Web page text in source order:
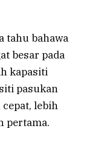
tahu bahawa
besar pada
kapasiti
pasukan
lebih
pertama.